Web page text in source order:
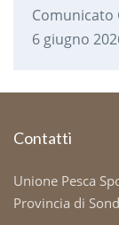
Comunicato
6 giugno
Contatti
Unione Pesca
Provincia di